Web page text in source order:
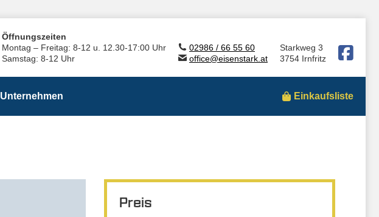
Öffnungszeiten
Montag – Freitag: 8-12 u. 12.30-17:00 Uhr
Samstag: 8-12 Uhr
02986 / 66 55 60
office@eisenstark.at
Starkweg 3
3754 Irnfritz
Unternehmen Einkaufsliste
Preis